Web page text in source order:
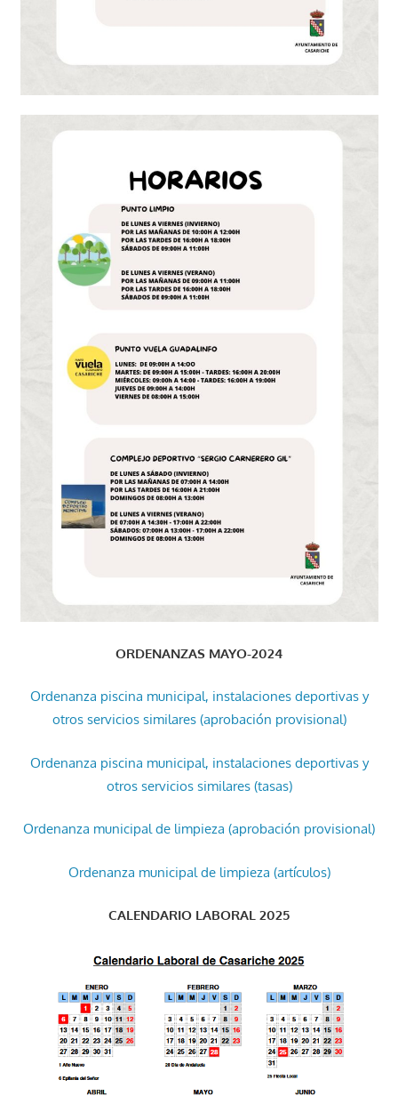
ORDENANZAS MAYO-2024
Ordenanza piscina municipal, instalaciones deportivas y
otros servicios similares (aprobación provisional)
Ordenanza piscina municipal, instalaciones deportivas y
otros servicios similares (tasas)
Ordenanza municipal de limpieza (aprobación provisional)
Ordenanza municipal de limpieza (artículos)
CALENDARIO LABORAL 2025